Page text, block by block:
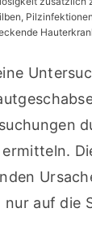
auf die